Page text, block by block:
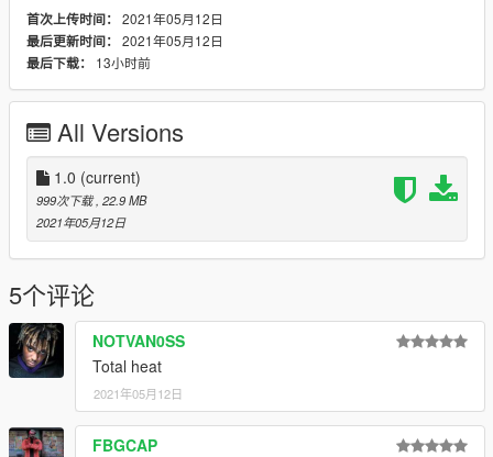
首次上传时间： 2021年05月12日
最后更新时间： 2021年05月12日
最后下载：
13小时前
All Versions
1.0 (current)
999次下载 , 22.9 MB
2021年05月12日
5个评论
NOTVAN0SS
Total heat
2021年05月12日
FBGCAP